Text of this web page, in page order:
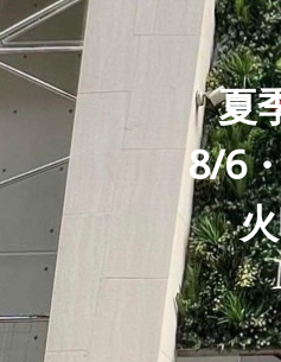
夏
8/6